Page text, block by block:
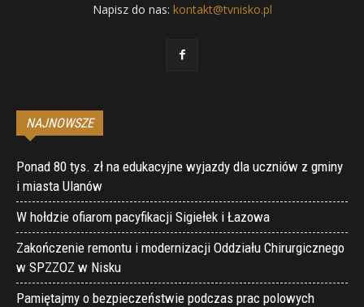
Napisz do nas: kontakt@tvnisko.pl
NAJNOWSZE
Ponad 80 tys. zł na edukacyjne wyjazdy dla uczniów z gminy
i miasta Ulanów
W hołdzie ofiarom pacyfikacji Sigiełek i Łazowa
Zakończenie remontu i modernizacji Oddziału Chirurgicznego
w SPZZOZ w Nisku
Pamiętajmy o bezpieczeństwie podczas prac polowych